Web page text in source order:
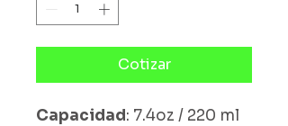
Cotizar
Capacidad: 7.4oz / 220 ml